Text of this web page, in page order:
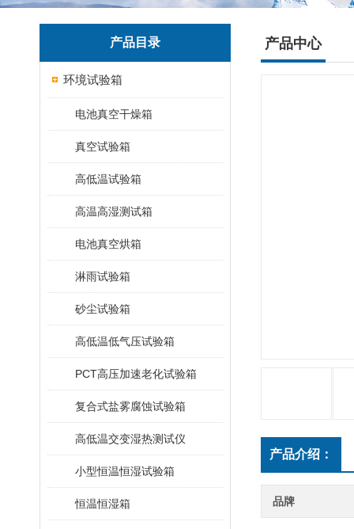
产品目录
环境试验箱
电池真空干燥箱
真空试验箱
高低温试验箱
高温高湿测试箱
电池真空烘箱
淋雨试验箱
砂尘试验箱
高低温低气压试验箱
PCT高压加速老化试验箱
复合式盐雾腐蚀试验箱
高低温交变湿热测试仪
小型恒温恒湿试验箱
恒温恒湿箱
产品中心
产品介绍：
品牌